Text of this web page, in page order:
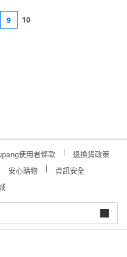
9 10
使用者條款
退換貨政策
安心購物
資訊安全